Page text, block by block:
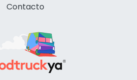
Contacto